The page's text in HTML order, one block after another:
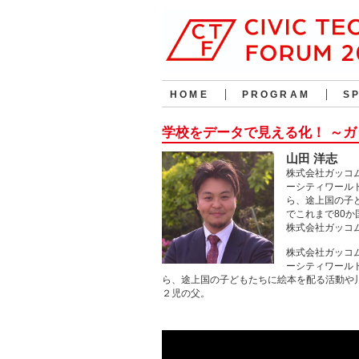
HOME PROGRAM
学校をデータで見える化！ ～
山田 洋志
株式会社ガッ
ーシティワー
ら、途上国の子
でこれまで80か
株式会社ガッコ
株式会社ガッコ
ーシティワール
ら、途上国の子どもたちに絵本を配る活動
２児の父。